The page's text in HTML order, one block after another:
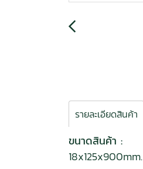
รายละเอียดสินค้า
ขนาดสินค้า :
18x125x900mm.